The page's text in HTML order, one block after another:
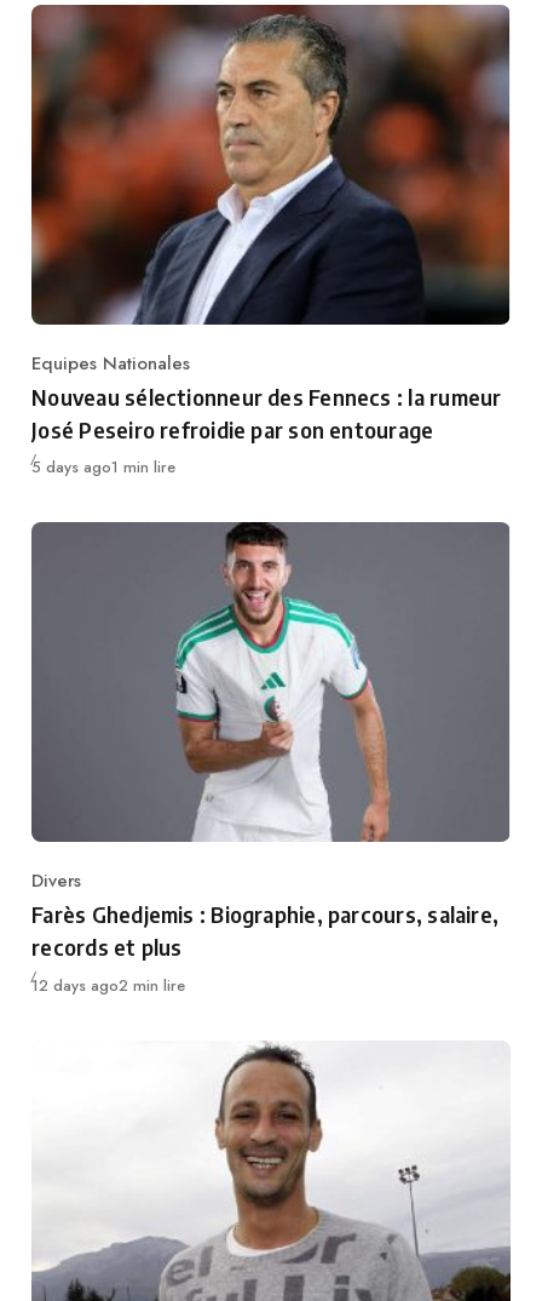
Category
Equipes Nationales
Nouveau sélectionneur des Fennecs : la rumeur
José Peseiro refroidie par son entourage
Publié
5 days ago1 min lire
Category
Divers
Farès Ghedjemis : Biographie, parcours, salaire,
records et plus
Publié
12 days ago2 min lire